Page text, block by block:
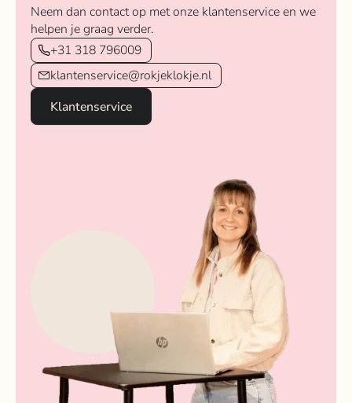
Neem dan contact op met onze klantenservice en we
helpen je graag verder.
+31 318 796009
klantenservice@rokjeklokje.nl
Klantenservice